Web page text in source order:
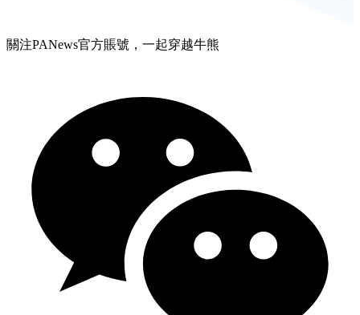
關注PANews官方賬號，一起穿越牛熊